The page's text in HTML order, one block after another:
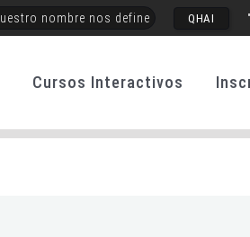
nombre nos define QHAI
Cursos Interactivos